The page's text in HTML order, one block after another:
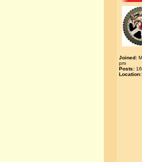
Joined:
pm
Posts:
Location: